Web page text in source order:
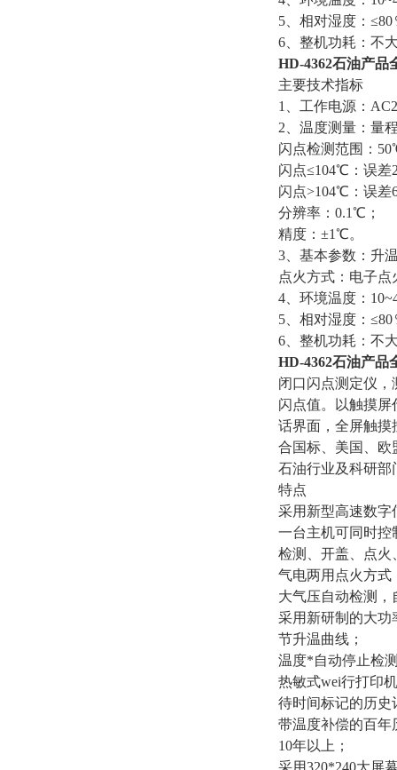
5、相对湿度：≤80
6、整机功耗：不
HD-4362石油产品
主要技术指标
1、工作电源：
2、温度测量：量
闪点检测范围：
闪点≤104℃：误
闪点>104℃：误
分辨率：0.1℃；
精度：±1℃。
3、基本参数：升
点火方式：电子
4、环境温度：
5、相对湿度：≤80
6、整机功耗：不
HD-4362石油产品
闭口闪点测定仪
闪点值。以触摸
话界面，全屏触摸
合国标、美国、欧
石油行业及科研部
特点
采用新型高速数字
一台主机可同时控
检测、开盖、点火
气电两用点火方式
大气压自动检测
采用新研制的大功
节升温曲线；
温度*自动停止检
热敏式wei行打印
待时间标记的历史
带温度补偿的百年
10年以上；
采用320*240大屏